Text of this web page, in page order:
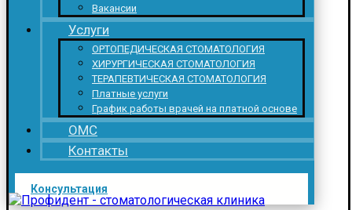
Вакансии
Услуги
ОРТОПЕДИЧЕСКАЯ СТОМАТОЛОГИЯ
ХИРУРГИЧЕСКАЯ СТОМАТОЛОГИЯ
ТЕРАПЕВТИЧЕСКАЯ СТОМАТОЛОГИЯ
Платные услуги
График работы врачей на платной основе
ОМС
Контакты
Консультация